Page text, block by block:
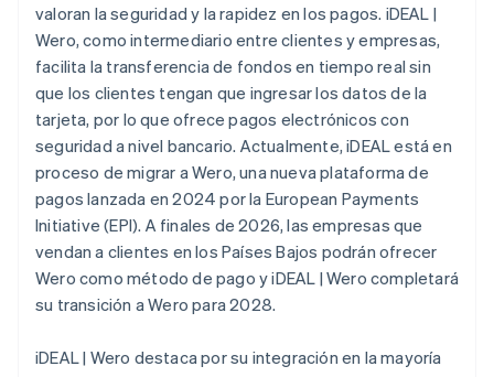
valoran la seguridad y la rapidez en los pagos. iDEAL |
Wero, como intermediario entre clientes y empresas,
facilita la transferencia de fondos en tiempo real sin
que los clientes tengan que ingresar los datos de la
tarjeta, por lo que ofrece pagos electrónicos con
seguridad a nivel bancario. Actualmente, iDEAL está en
proceso de migrar a Wero, una nueva plataforma de
pagos lanzada en 2024 por la European Payments
Initiative (EPI). A finales de 2026, las empresas que
vendan a clientes en los Países Bajos podrán ofrecer
Wero como método de pago y iDEAL | Wero completará
su transición a Wero para 2028.
iDEAL | Wero destaca por su integración en la mayoría